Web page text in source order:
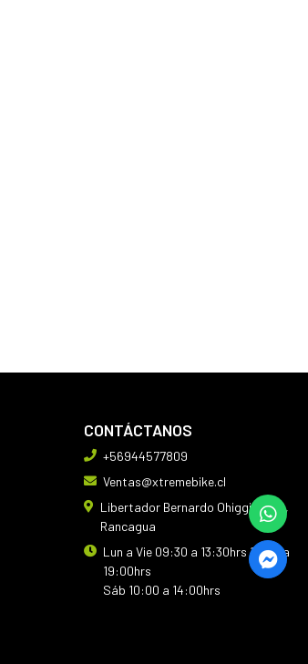
CONTÁCTANOS
+56944577809
Ventas@xtremebike.cl
Libertador Bernardo Ohiggins 410,
Rancagua
Lun a Vie 09:30 a 13:30hrs 14:30 a
19:00hrs
Sáb 10:00 a 14:00hrs